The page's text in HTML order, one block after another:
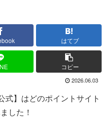
はてブ
コピー
2026.06.03
】はどのポイントサイト
した！